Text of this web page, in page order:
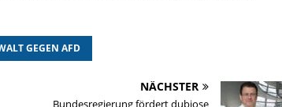
GEGEN AFD
NÄCHSTER
Bundesregierung fördert dubiose